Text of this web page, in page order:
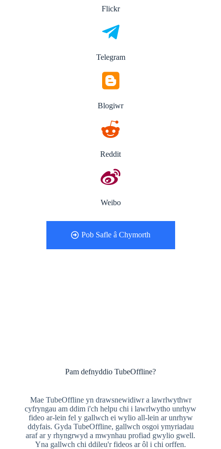
Flickr
Telegram
Blogiwr
Reddit
Weibo
Pob Safle â Chymorth
Pam defnyddio TubeOffline?
Mae TubeOffline yn drawsnewidiwr a lawrlwythwr
cyfryngau am ddim i'ch helpu chi i lawrlwytho unrhyw
fideo ar-lein fel y gallwch ei wylio all-lein ar unrhyw
ddyfais. Gyda TubeOffline, gallwch osgoi ymyriadau
araf ar y rhyngrwyd a mwynhau profiad gwylio gwell.
Yna gallwch chi ddileu'r fideos ar ôl i chi orffen.